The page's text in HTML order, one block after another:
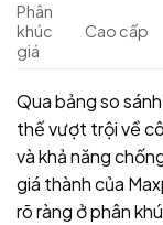
Phân
khúc
giá
Cao cấp
Qua bảng so
thế vượt trội về
và khả năng
giá thành của
rõ ràng ở phân